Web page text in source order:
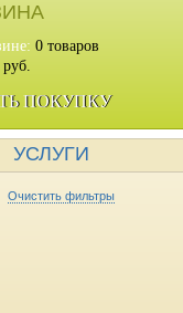
0 товаров
руб.
ПОКУПКУ
УСЛУГИ
Очистить фильтры